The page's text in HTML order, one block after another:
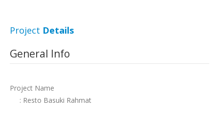
Project Details
General Info
Project Name
: Resto Basuki Rahmat